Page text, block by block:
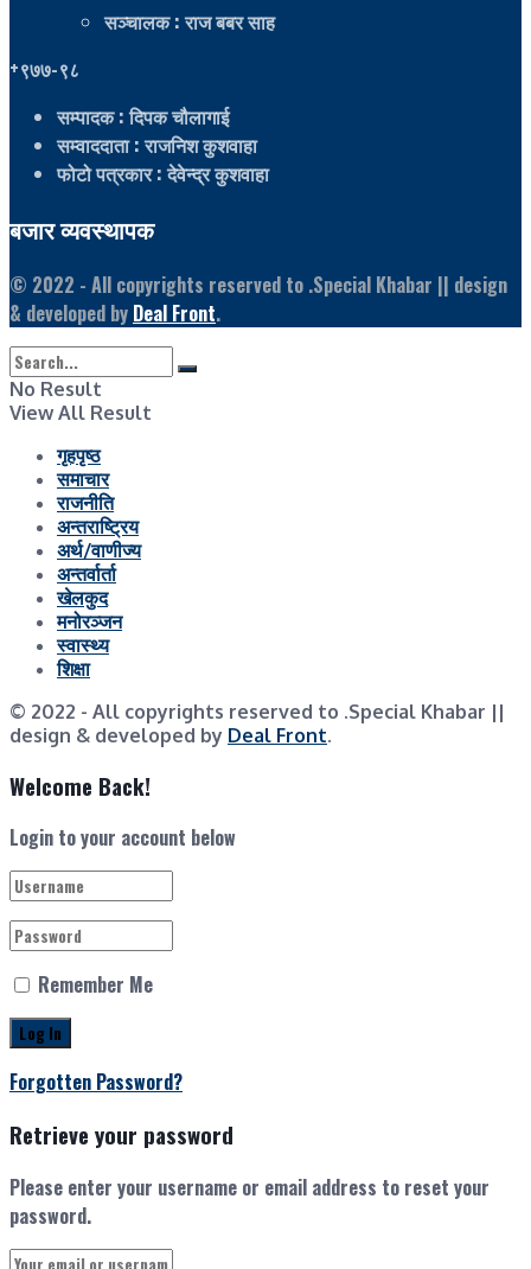
सञ्चालक: राज बबर साह
+९७७-९८
सम्पादक: दिपक चौलागाई
सम्वाददाता: राजनिश कुशवाहा
फोटो पत्रकार: देवेन्द्र कुशवाहा
बजार व्यवस्थापक
© 2022 - All copyrights reserved to .Special Khabar || design
& developed by Deal Front.
No Result
View All Result
गृहपृष्ठ
समाचार
राजनीति
अन्तराष्ट्रिय
अर्थ/वाणीज्य
अन्तर्वार्ता
खेलकुद
मनोरञ्जन
स्वास्थ्य
शिक्षा
© 2022 - All copyrights reserved to .Special Khabar ||
design & developed by Deal Front.
Welcome Back!
Login to your account below
Remember Me
Forgotten Password?
Retrieve your password
Please enter your username or email address to reset your
password.